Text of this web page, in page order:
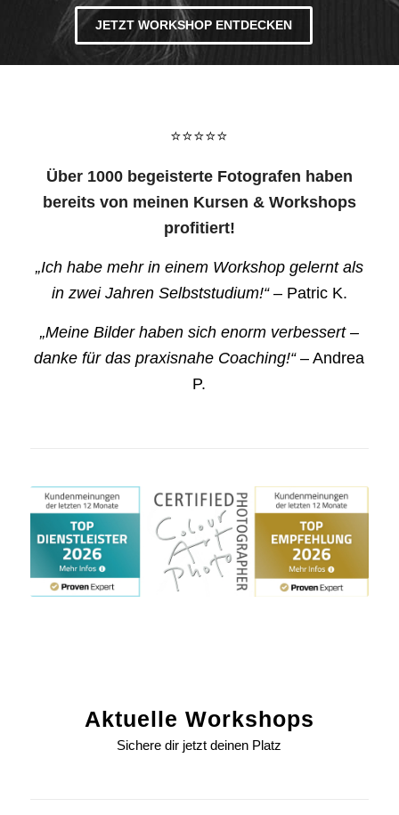
JETZT WORKSHOP ENTDECKEN
⭐⭐⭐⭐⭐
Über 1000 begeisterte Fotografen haben
bereits von meinen Kursen & Workshops
profitiert!
„Ich habe mehr in einem Workshop gelernt als
in zwei Jahren Selbststudium!“– Patric K.
„Meine Bilder haben sich enorm verbessert –
danke für das praxisnahe Coaching!“– Andrea
P.
Aktuelle Workshops
Sichere dir jetzt deinen Platz